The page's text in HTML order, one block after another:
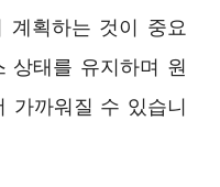
계획하는 것이 중요
상태를 유지하며 원
가까워질 수 있습니